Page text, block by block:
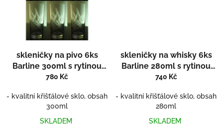
skleničky na pivo 6ks
Barline 300ml s rytinou
- ručně ryté
zemědělce
780 Kč
- kvalitní křišťálové sklo, obsah
300ml
SKLADEM
skleničky na whisky 6ks
Barline 280ml s rytinou
- ručně ryté
zemědělce
740 Kč
- kvalitní křišťálové sklo, obsah
280ml
SKLADEM